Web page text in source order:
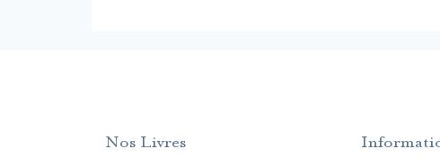
Nos Livres